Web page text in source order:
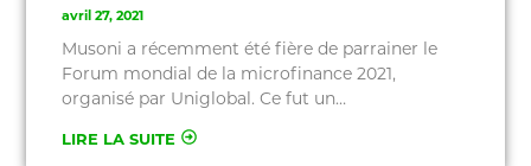
avril 27, 2021
Musoni a récemment été fière de parrainer le
Forum mondial de la microfinance 2021,
organisé par Uniglobal. Ce fut un…
LIRE LA SUITE